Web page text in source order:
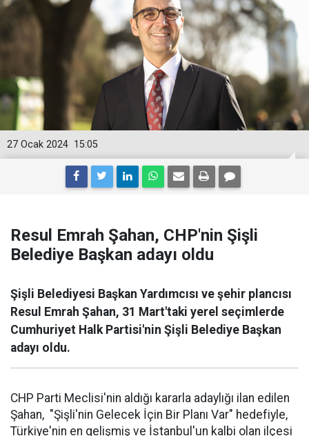
15:05
27 Ocak 2024
Resul Emrah Şahan, CHP'nin Şişli
Belediye Başkan adayı oldu
Şişli Belediyesi Başkan Yardımcısı ve şehir plancısı
Resul Emrah Şahan, 31 Mart'taki yerel seçimlerde
Cumhuriyet Halk Partisi'nin Şişli Belediye Başkan
adayı oldu.
CHP Parti Meclisi'nin aldığı kararla adaylığı ilan edilen
Şahan, "Şişli'nin Gelecek İçin Bir Planı Var" hedefiyle,
Türkiye'nin en gelişmiş ve İstanbul'un kalbi olan ilçesi